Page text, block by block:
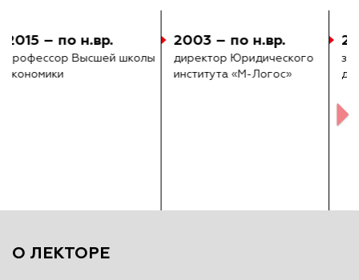
2011
защитил докторскую
диссертацию
2002
защитил кандидатскую
диссертацию по теме
О ЛЕКТОРЕ